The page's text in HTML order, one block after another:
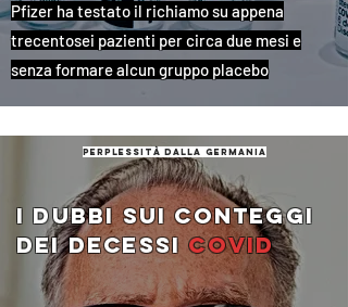
Pfizer ha testato il richiamo su appena
trecentosei pazienti per circa due mesi e
senza formare alcun gruppo placebo
perplessità dalla germania
i dubbi sui conteggi
dei decessicovid